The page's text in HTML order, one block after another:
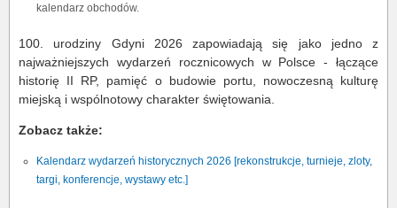
kalendarz obchodów.
100. urodziny Gdyni 2026 zapowiadają się jako jedno z
najważniejszych wydarzeń rocznicowych w Polsce - łączące
historię II RP, pamięć o budowie portu, nowoczesną kulturę
miejską i wspólnotowy charakter świętowania.
Zobacz także:
Kalendarz wydarzeń historycznych 2026 [rekonstrukcje, turnieje, zloty,
targi, konferencje, wystawy etc.]